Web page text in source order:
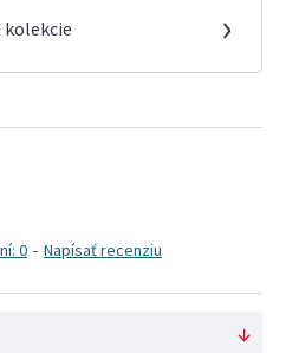
kolekcie ›
0 - Napísať recenziu